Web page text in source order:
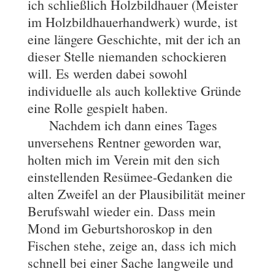
ich schließlich Holzbildhauer (Meister
im Holzbildhauerhandwerk) wurde, ist
eine längere Geschichte, mit der ich an
dieser Stelle niemanden schockieren
will. Es werden dabei sowohl
individuelle als auch kollektive Gründe
eine Rolle gespielt haben.
Nachdem ich dann eines Tages
unversehens Rentner geworden war,
holten mich im Verein mit den sich
einstellenden Resümee-Gedanken die
alten Zweifel an der Plausibilität meiner
Berufswahl wieder ein. Dass mein
Mond im Geburtshoroskop in den
Fischen stehe, zeige an, dass ich mich
schnell bei einer Sache langweile und